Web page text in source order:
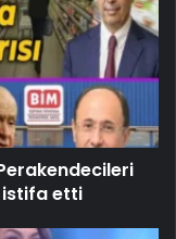
istifa etti